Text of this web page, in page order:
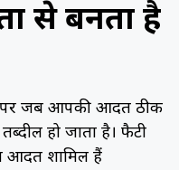
से बनता है
पर जब आपकी आदतें ठीक
हो जाता है। फैटी
आदतें शामिल हैं